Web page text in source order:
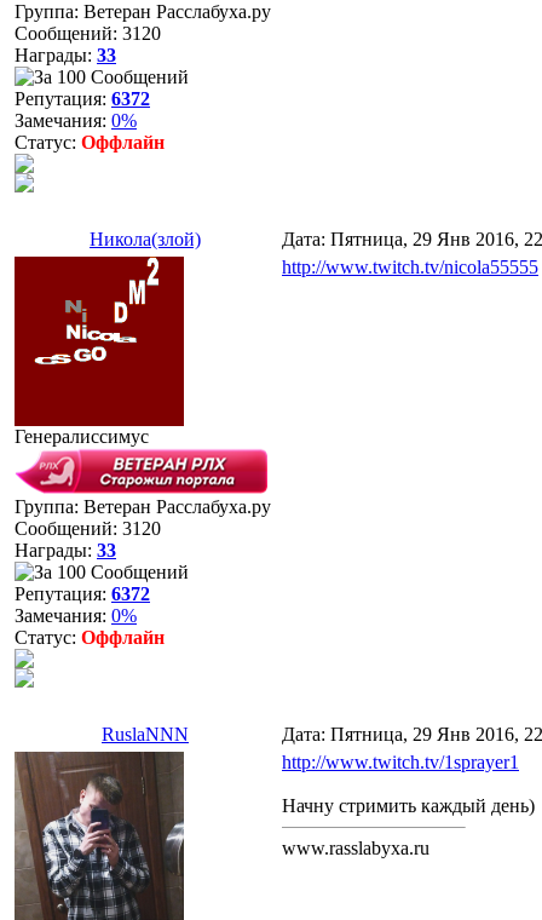
Группа: Ветеран Расслабуха.ру
Сообщений: 3120
Награды: 33
Репутация: 6372
Замечания: 0%
Статус: Оффлайн
Никола(злой) Дата: Пятница, 29 Янв 2016,
Генералиссимус
Группа: Ветеран Расслабуха.ру
Сообщений: 3120
Награды: 33
Репутация: 6372
Замечания: 0%
Статус: Оффлайн
http://www.twitch.tv/nicola55555
RuslaNNN Дата: Пятница, 29 Янв 2016,
http://www.twitch.tv/1sprayer1
Начну стримить каждый день)
www.rasslabyxa.ru